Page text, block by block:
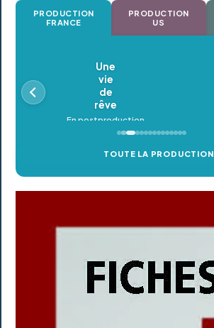
PRODUCTION
FRANCE
PRODUCTION
US
Oldeupe
En postproduction
TOUTE LA PRODUCTION